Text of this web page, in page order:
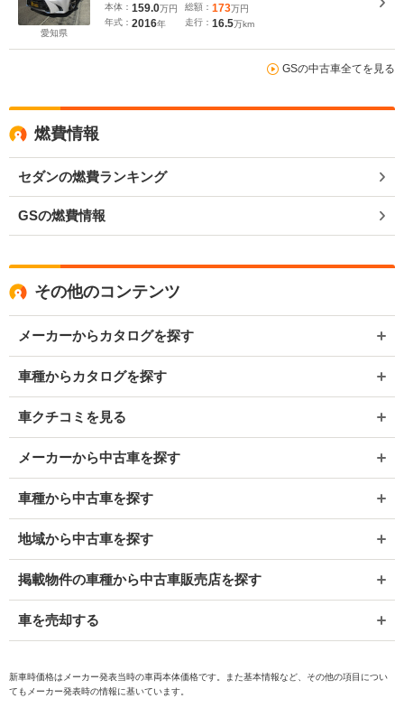
愛知県
本体： 159.0万円
年式： 2016年
総額： 173万円
走行： 16.5万km
GSの中古車全てを見る
燃費情報
セダンの燃費ランキング
GSの燃費情報
その他のコンテンツ
メーカーからカタログを探す
車種からカタログを探す
車クチコミを見る
メーカーから中古車を探す
車種から中古車を探す
地域から中古車を探す
掲載物件の車種から中古車販売店を探す
車を売却する
新車時価格はメーカー発表当時の車両本体価格です。また基本情報など、その他の項目につい
てもメーカー発表時の情報に基いています。